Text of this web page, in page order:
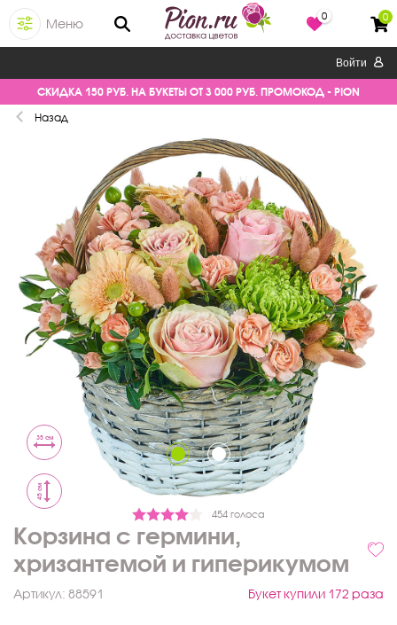
Меню
0 0
Войти
СКИДКА 150 РУБ. НА БУКЕТЫ ОТ 3 000 РУБ. ПРОМОКОД - PION
Назад
454 голоса
35 см
45 см
Корзина с гермини,
хризантемой и гиперикумом
Артикул: 88591 Букет купили 172 раза